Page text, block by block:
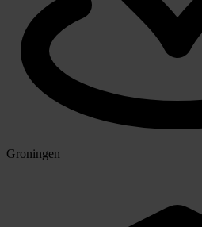
Groningen